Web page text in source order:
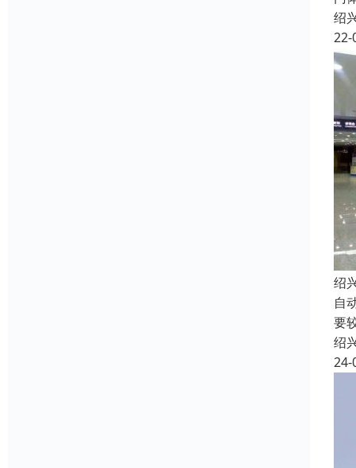
绍
22-
绍
自
要
绍
24-